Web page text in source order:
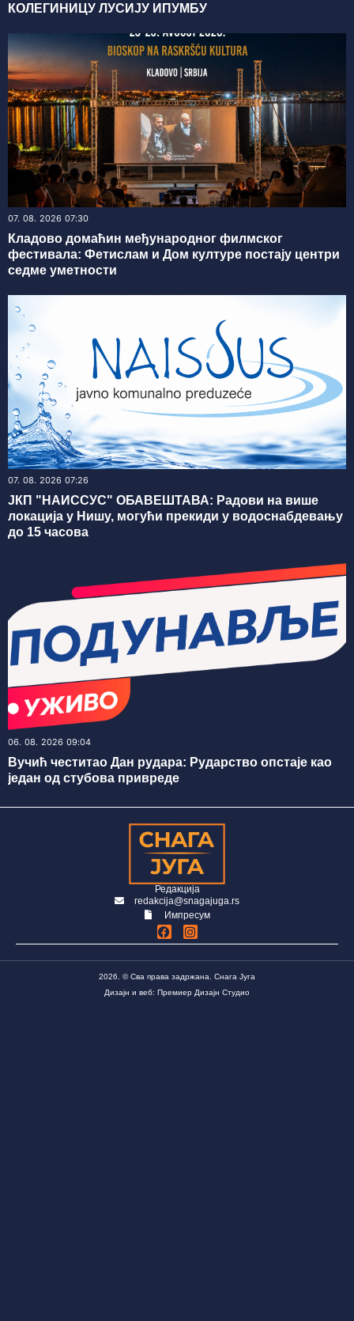
КОЛЕГИНИЦУ ЛУСИЈУ ИПУМБУ
07. 08. 2026 07:30
Кладово домаћин међународног филмског
фестивала: Фетислам и Дом културе постају центри
седме уметности
07. 08. 2026 07:26
ЈКП "НАИССУС" ОБАВЕШТАВА: Радови на више
локација у Нишу, могући прекиди у водоснабдевању
до 15 часова
06. 08. 2026 09:04
Вучић честитао Дан рудара: Рударство опстаје као
један од стубова привреде
Редакција
redakcija@snagajuga.rs
Импресум
2026. © Сва права задржана. Снага Југа
Дизајн и веб: Премиер Дизајн Студио